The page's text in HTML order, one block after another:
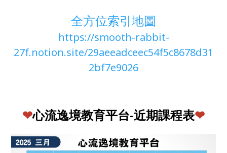
全方位索引地圖
https://smooth-rabbit-
27f.notion.site/29aeeadceec54f5c8678d31
2bf7e9026
❤心流逸境教育平台-近期課程表❤